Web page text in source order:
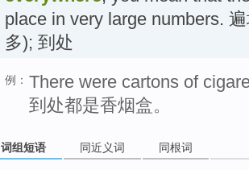
place in very large numbers.
多); 到处
例： There were cartons of
到处都是香烟盒。
词组短语 同近义词 同根词